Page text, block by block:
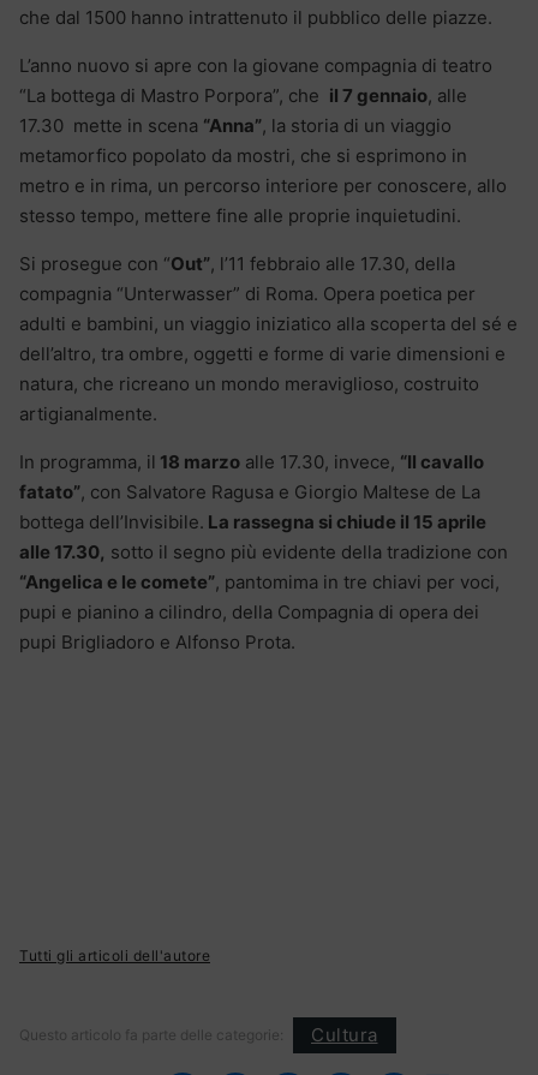
che dal 1500 hanno intrattenuto il pubblico delle piazze.
L’anno nuovo si apre con la giovane compagnia di teatro
“La bottega di Mastro Porpora”, che il 7 gennaio, alle
17.30 mette in scena “Anna”, la storia di un viaggio
metamorfico popolato da mostri, che si esprimono in
metro e in rima, un percorso interiore per conoscere, allo
stesso tempo, mettere fine alle proprie inquietudini.
Si prosegue con “Out”, l’11 febbraio alle 17.30, della
compagnia “Unterwasser” di Roma. Opera poetica per
adulti e bambini, un viaggio iniziatico alla scoperta del sé e
dell’altro, tra ombre, oggetti e forme di varie dimensioni e
natura, che ricreano un mondo meraviglioso, costruito
artigianalmente.
In programma, il 18 marzo alle 17.30, invece, “Il cavallo
fatato”, con Salvatore Ragusa e Giorgio Maltese de La
bottega dell’Invisibile. La rassegna si chiude il 15 aprile
alle 17.30, sotto il segno più evidente della tradizione con
“Angelica e le comete”, pantomima in tre chiavi per voci,
pupi e pianino a cilindro, della Compagnia di opera dei
pupi Brigliadoro e Alfonso Prota.
Tutti gli articoli dell'autore
Questo articolo fa parte delle categorie: Cultura